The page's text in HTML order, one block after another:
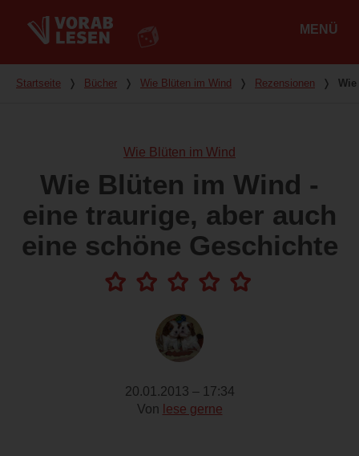
MENÜ
Du bist hier
Startseite ❭ Bücher ❭ Wie Blüten im Wind ❭ Rezensionen ❭
Wie Blüten im Wind
Wie Blüten im Wind -
eine traurige, aber auch
eine schöne Geschichte
20.01.2013 – 17:34
Von lese gerne